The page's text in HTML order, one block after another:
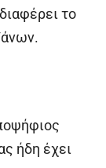
το
ήδη έχει